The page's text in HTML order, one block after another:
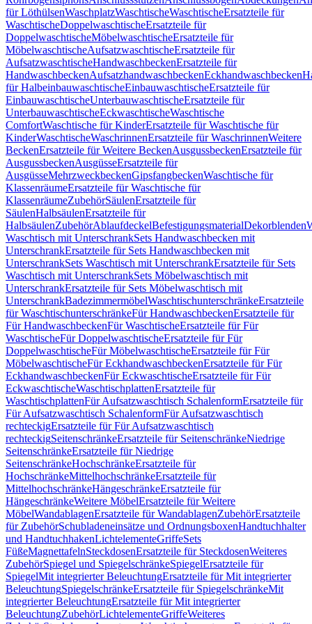
für LöthülsenWaschplatzWaschtischeWaschtischeErsatzteile für
WaschtischeDoppelwaschtischeErsatzteile für
DoppelwaschtischeMöbelwaschtischeErsatzteile für
MöbelwaschtischeAufsatzwaschtischeErsatzteile für
AufsatzwaschtischeHandwaschbeckenErsatzteile für
HandwaschbeckenAufsatzhandwaschbeckenEckhandwaschbecken
für HalbeinbauwaschtischeEinbauwaschtischeErsatzteile für
EinbauwaschtischeUnterbauwaschtischeErsatzteile für
UnterbauwaschtischeEckwaschtischeWaschtische
ComfortWaschtische für KinderErsatzteile für Waschtische für
KinderWaschtischeWaschrinnenErsatzteile für WaschrinnenWeitere
BeckenErsatzteile für Weitere BeckenAusgussbeckenErsatzteile für
AusgussbeckenAusgüsseErsatzteile für
AusgüsseMehrzweckbeckenGipsfangbeckenWaschtische für
KlassenräumeErsatzteile für Waschtische für
KlassenräumeZubehörSäulenErsatzteile für
SäulenHalbsäulenErsatzteile für
HalbsäulenZubehörAblaufdeckelBefestigungsmaterialDekorblenden
Waschtisch mit UnterschrankSets Handwaschbecken mit
UnterschrankErsatzteile für Sets Handwaschbecken mit
UnterschrankSets Waschtisch mit UnterschrankErsatzteile für Sets
Waschtisch mit UnterschrankSets Möbelwaschtisch mit
UnterschrankErsatzteile für Sets Möbelwaschtisch mit
UnterschrankBadezimmermöbelWaschtischunterschränkeErsatzteile
für WaschtischunterschränkeFür HandwaschbeckenErsatzteile für
Für HandwaschbeckenFür WaschtischeErsatzteile für Für
WaschtischeFür DoppelwaschtischeErsatzteile für Für
DoppelwaschtischeFür MöbelwaschtischeErsatzteile für Für
MöbelwaschtischeFür EckhandwaschbeckenErsatzteile für Für
EckhandwaschbeckenFür EckwaschtischeErsatzteile für Für
EckwaschtischeWaschtischplattenErsatzteile für
WaschtischplattenFür Aufsatzwaschtisch SchalenformErsatzteile für
Für Aufsatzwaschtisch SchalenformFür Aufsatzwaschtisch
rechteckigErsatzteile für Für Aufsatzwaschtisch
rechteckigSeitenschränkeErsatzteile für SeitenschränkeNiedrige
SeitenschränkeErsatzteile für Niedrige
SeitenschränkeHochschränkeErsatzteile für
HochschränkeMittelhochschränkeErsatzteile für
MittelhochschränkeHängeschränkeErsatzteile für
HängeschränkeWeitere MöbelErsatzteile für Weitere
MöbelWandablagenErsatzteile für WandablagenZubehörErsatzteile
für ZubehörSchubladeneinsätze und OrdnungsboxenHandtuchhalter
und HandtuchhakenLichtelementeGriffeSets
FüßeMagnettafelnSteckdosenErsatzteile für SteckdosenWeiteres
ZubehörSpiegel und SpiegelschränkeSpiegelErsatzteile für
SpiegelMit integrierter BeleuchtungErsatzteile für Mit integrierter
BeleuchtungSpiegelschränkeErsatzteile für SpiegelschränkeMit
integrierter BeleuchtungErsatzteile für Mit integrierter
BeleuchtungZubehörLichtelementeGriffeWeiteres